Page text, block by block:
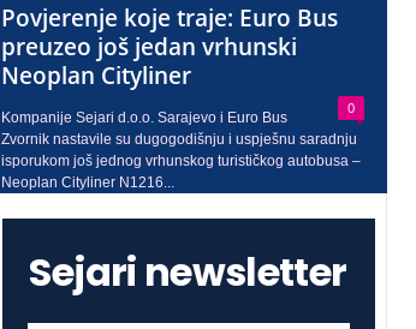
Povjerenje koje traje: Euro Bus
preuzeo još jedan vrhunski
Neoplan Cityliner
0
Kompanije Sejari d.o.o. Sarajevo i Euro Bus
Zvornik nastavile su dugogodišnju i uspješnu saradnju
isporukom još jednog vrhunskog turističkog autobusa –
Neoplan Cityliner N1216...
Sejari newsletter